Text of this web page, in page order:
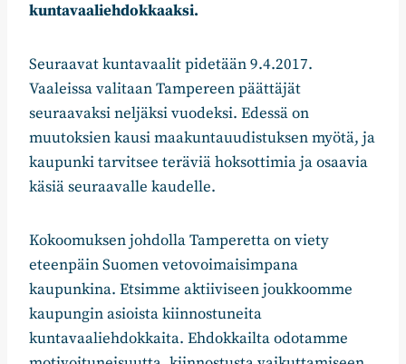
kuntavaaliehdokkaaksi.
Seuraavat kuntavaalit pidetään 9.4.2017.
Vaaleissa valitaan Tampereen päättäjät
seuraavaksi neljäksi vuodeksi. Edessä on
muutoksien kausi maakuntauudistuksen myötä, ja
kaupunki tarvitsee teräviä hoksottimia ja osaavia
käsiä seuraavalle kaudelle.
Kokoomuksen johdolla Tamperetta on viety
eteenpäin Suomen vetovoimaisimpana
kaupunkina. Etsimme aktiiviseen joukkoomme
kaupungin asioista kiinnostuneita
kuntavaaliehdokkaita. Ehdokkailta odotamme